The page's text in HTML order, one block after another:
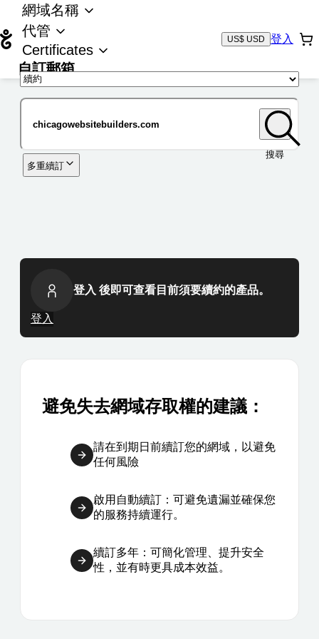
網域名稱
代管
Certificates
自訂郵箱
US$ USD 登入
搜尋
多重續訂
登入 後即可查看目前須要續約的產品。
登入
避免失去網域存取權的建議：
請在到期日前續訂您的網域，以避免
任何風險
啟用自動續訂：可避免遺漏並確保您
的服務持續運行。
續訂多年：可簡化管理、提升安全
性，並有時更具成本效益。